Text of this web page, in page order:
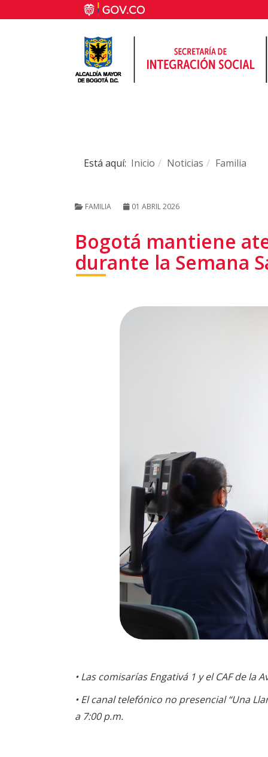
Está aquí: Inicio Noticias Familia
FAMILIA 01 ABRIL 2026
Bogotá mantiene
durante la Semana
•Las comisarías Engativá 1 y el CAF de
•El canal telefónico no presencial “Una
a 7:00 p.m.